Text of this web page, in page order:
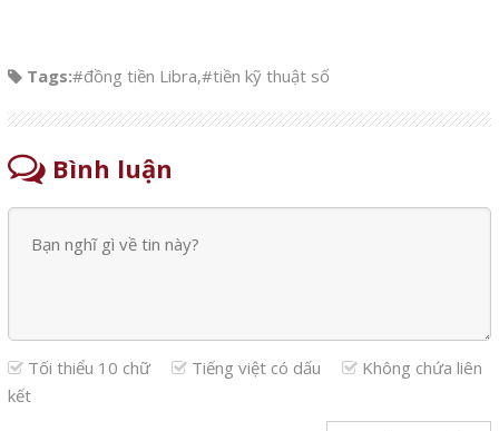
Tags:#đồng tiền Libra,#tiền kỹ thuật số
Bình luận
Tối thiểu 10 chữ Tiếng việt có dấu
Không chứa liên
kết